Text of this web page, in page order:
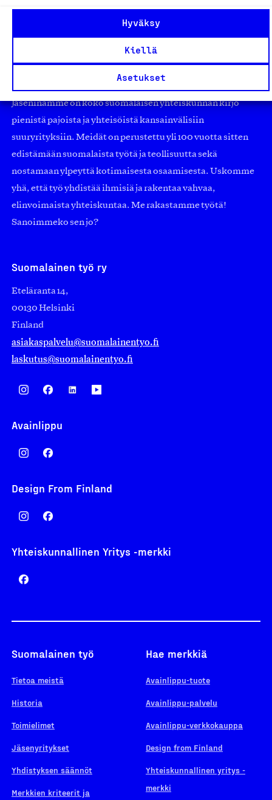
Hyväksy
Kiellä
Asetukset
Jäseninämme on koko suomalaisen yhteiskunnan kirjo
pienistä pajoista ja yhteisöistä kansainvälisiin
suuryrityksiin. Meidät on perustettu yli 100 vuotta sitten
edistämään suomalaista työtä ja teollisuutta sekä
nostamaan ylpeyttä kotimaisesta osaamisesta. Uskomme
yhä, että työ yhdistää ihmisiä ja rakentaa vahvaa,
elinvoimaista yhteiskuntaa. Me rakastamme työtä!
Sanoimmeko sen jo?
Suomalainen työ ry
Eteläranta 14,
00130 Helsinki
Finland
asiakaspalvelu@suomalainentyo.fi
laskutus@suomalainentyo.fi
Avainlippu
Design From Finland
Yhteiskunnallinen Yritys -merkki
Suomalainen työ
Tietoa meistä
Historia
Toimielimet
Jäsenyritykset
Yhdistyksen säännöt
Merkkien kriteerit ja
Hae merkkiä
Avainlippu-tuote
Avainlippu-palvelu
Avainlippu-verkkokauppa
Design from Finland
Yhteiskunnallinen yritys -
merkki